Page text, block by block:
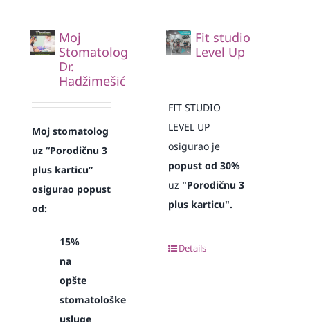
Moj
Stomatolog
Dr.
Hadžimešić
Moj stomatolog
uz “Porodičnu 3
plus karticu”
osigurao popust
od:
15%
na
opšte
stomatološke
usluge
Fit studio
Level Up
FIT STUDIO
LEVEL UP
osigurao je
popust od 30%
uz"Porodičnu 3
plus karticu".
Details